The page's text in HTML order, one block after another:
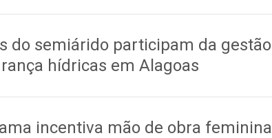
do semiárido participam da gestão
hídricas em Alagoas
incentiva mão de obra feminina